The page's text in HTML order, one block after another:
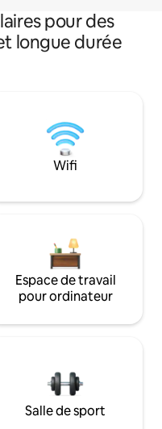
pour des
longue durée
Wifi
Espace de travail
pour ordinateur
Salle de sport